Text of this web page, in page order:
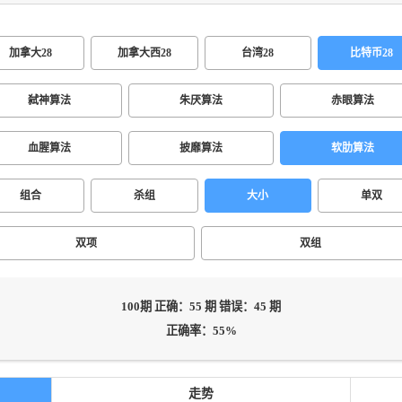
加拿大28 加拿大西28 台湾28 比特币28
弑神算法 朱厌算法 赤眼算法
血腥算法 披靡算法 软肋算法
组合 杀组 大小 单双
双项 双组
100期 正确：55 期 错误：45 期
正确率：55%
走势